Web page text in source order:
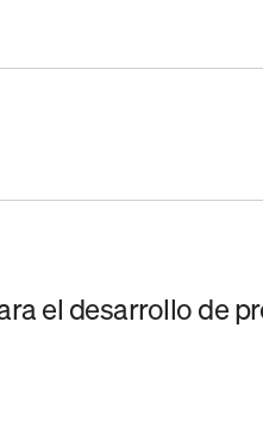
el desarrollo de